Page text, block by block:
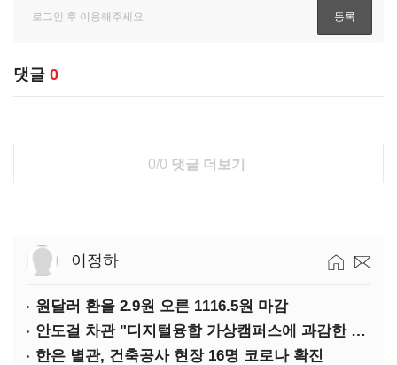
댓글 0
0/0 댓글 더보기
이정하
원달러 환율 2.9원 오른 1116.5원 마감
안도걸 차관 "디지털융합 가상캠퍼스에 과감한 인센티브 부여"
한은 별관, 건축공사 현장 16명 코로나 확진